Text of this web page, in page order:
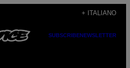
+ ITALIANO
SUBSCRIBENEWSLETTER